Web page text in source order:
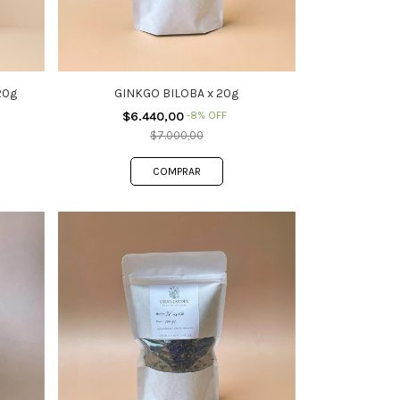
GINKGO BILOBA x 20g
$6.440,00-8% OFF
$7.000,00